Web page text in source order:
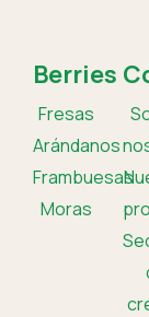
Berries
Fresas
Arándanos
Frambuesas
Moras